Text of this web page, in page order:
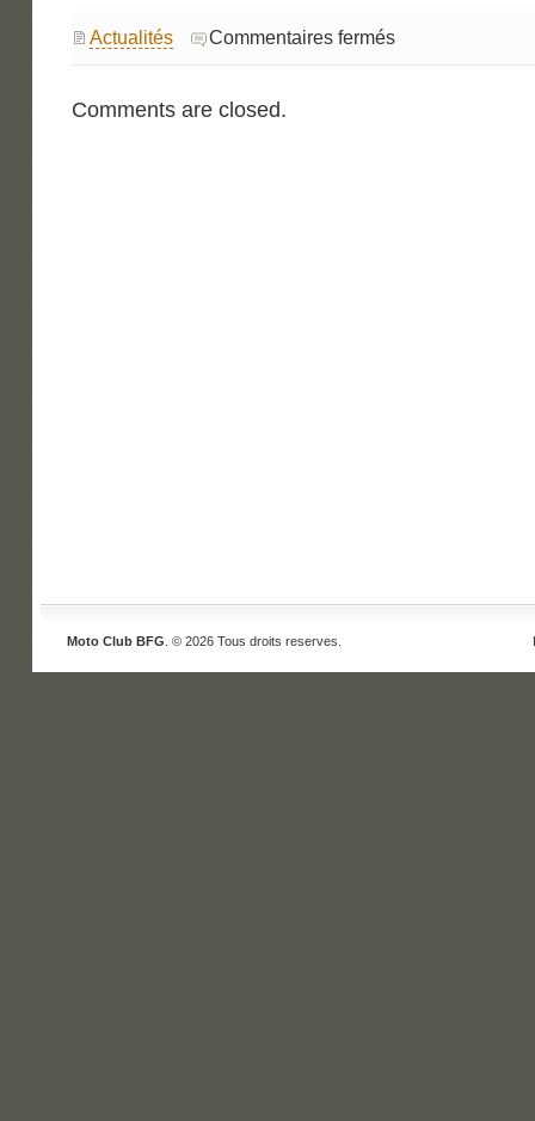
Actualités Commentaires ferméssur
Vœux
Comments are closed.
Moto Club BFG . © 2026 Tous droits reserves.